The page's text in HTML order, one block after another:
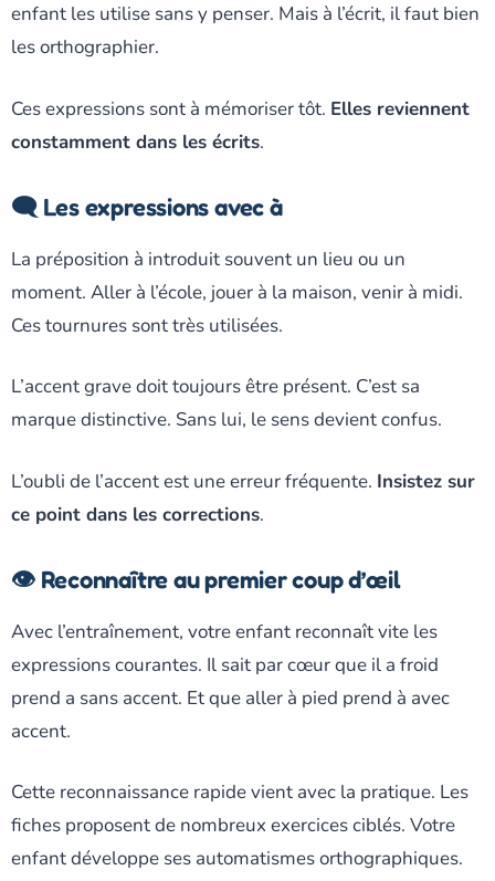
enfant les utilise sans y penser. Mais à l’écrit, il faut bien
les orthographier.
Ces expressions sont à mémoriser tôt. Elles reviennent
constamment dans les écrits.
🗨️ Les expressions avec à
La préposition à introduit souvent un lieu ou un
moment. Aller à l’école, jouer à la maison, venir à midi.
Ces tournures sont très utilisées.
L’accent grave doit toujours être présent. C’est sa
marque distinctive. Sans lui, le sens devient confus.
L’oubli de l’accent est une erreur fréquente. Insistez sur
ce point dans les corrections.
👁️ Reconnaître au premier coup d’œil
Avec l’entraînement, votre enfant reconnaît vite les
expressions courantes. Il sait par cœur que il a froid
prend a sans accent. Et que aller à pied prend à avec
accent.
Cette reconnaissance rapide vient avec la pratique. Les
fiches proposent de nombreux exercices ciblés. Votre
enfant développe ses automatismes orthographiques.